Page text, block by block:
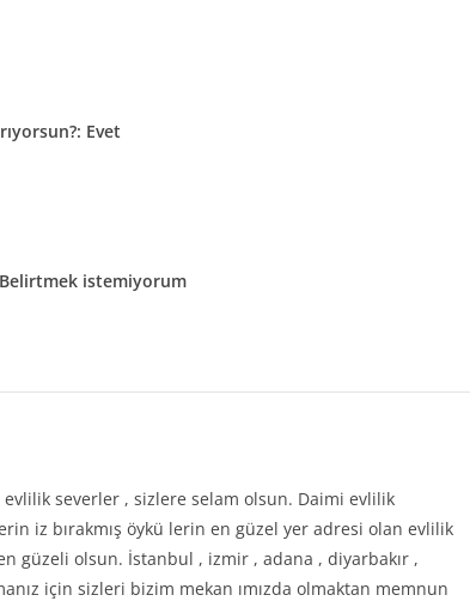
Evet
istemiyorum
evlilik severler , sizlere selam olsun. Daimi evlilik
iz bırakmış öykü lerin en güzel yer adresi olan evlilik
güzeli olsun. İstanbul , izmir , adana , diyarbakır ,
için sizleri bizim mekan ımızda olmaktan memnun